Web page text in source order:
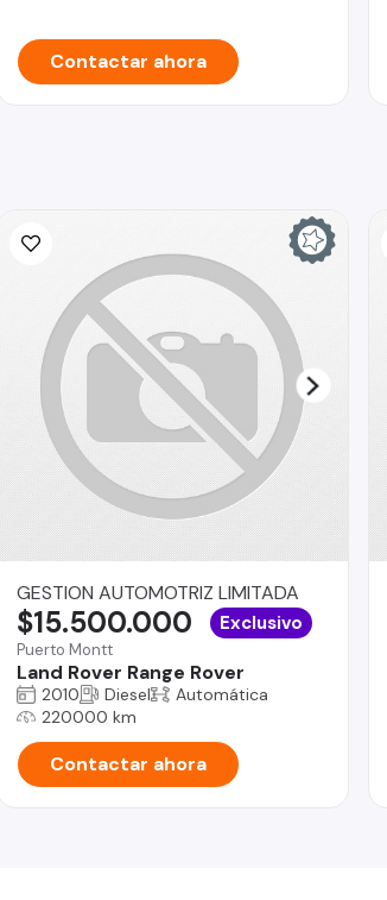
Contactar ahora
GESTION AUTOMOTRIZ LIMITADA
Puerto Montt
Land Rover Range Rover
$15.500.000 Exclusivo
2010 Diesel
Automática
220000 km
Contactar ahora